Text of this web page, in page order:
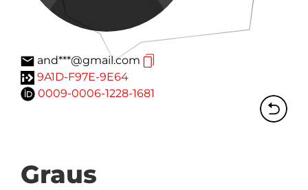
and***@gmail.com
9A1D-F97E-9E64
0009-0006-1228-1681
Graus